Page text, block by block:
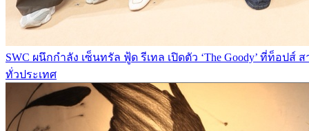
SWC ผนึกกำลัง เซ็นทรัล ฟู้ด รีเทล เปิดตัว ‘The Goody’ ที่ท็อปส์
ทั่วประเทศ